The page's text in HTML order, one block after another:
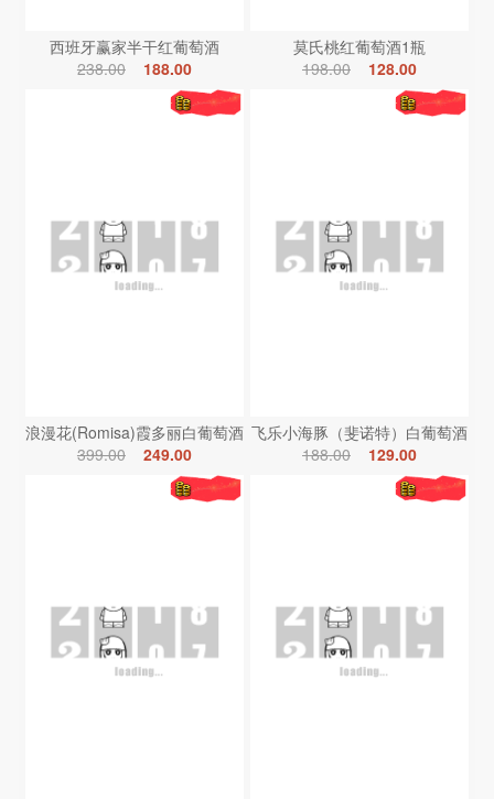
西班牙赢家半干红葡萄酒
238.00
188.00
莫氏桃红葡萄酒1瓶
198.00
128.00
浪漫花(Romisa)霞多丽白葡萄酒
399.00
249.00
飞乐小海豚（斐诺特）白葡萄酒
188.00
129.00